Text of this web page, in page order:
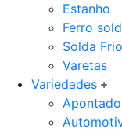
Estanho
Ferro
Solda Frio
Varetas
Variedades